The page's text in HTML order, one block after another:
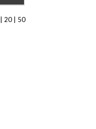
20 50